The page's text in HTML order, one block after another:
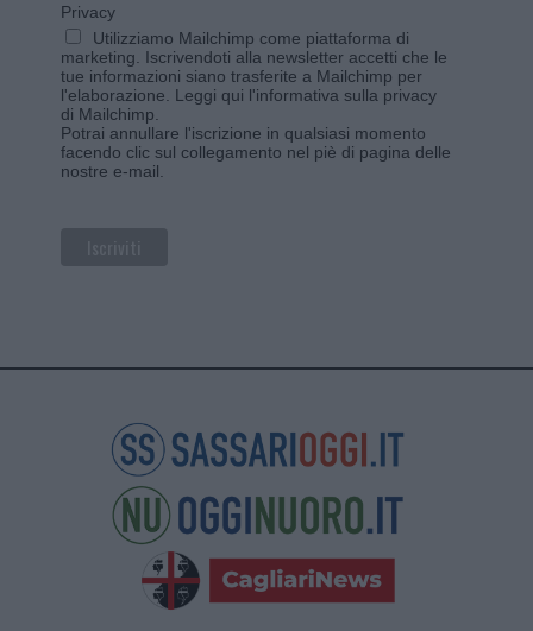
Privacy
Utilizziamo Mailchimp come piattaforma di
marketing. Iscrivendoti alla newsletter accetti che le
tue informazioni siano trasferite a Mailchimp per
l'elaborazione. Leggi qui l'informativa sulla privacy
di Mailchimp
Potrai annullare l'iscrizione in qualsiasi momento
facendo clic sul collegamento nel piè di pagina delle
nostre e-mail.